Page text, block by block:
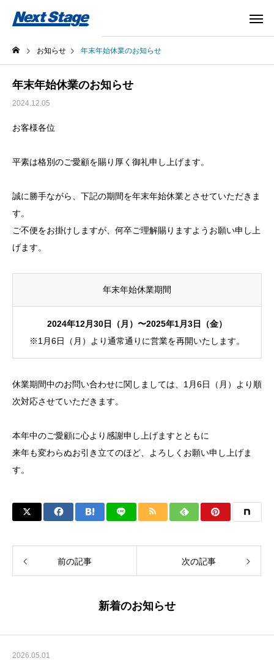
お知らせ 年末年始休業のお知らせ
年末年始休業のお知らせ
2024.12.05
お客様各位
平素は格別のご愛顧を賜り厚く御礼申し上げます。
誠に勝手ながら、下記の期間を年末年始休業とさせていただきま
す。
ご不便をお掛けしますが、何卒ご理解賜りますようお願い申し上
げます。
年末年始休業期間
2024年12月30日（月）〜2025年1月3日（金）
※1月6日（月）より通常通りに営業を再開いたします。
休業期間中のお問い合わせに関しましては、1月6日（月）より順
次対応させていただきます。
本年中のご愛顧に心より感謝申し上げますとともに
来年も変わらぬお引き立てのほど、よろしくお願い申し上げま
す。
前の記事 次の記事
新着のお知らせ
2026.05.01